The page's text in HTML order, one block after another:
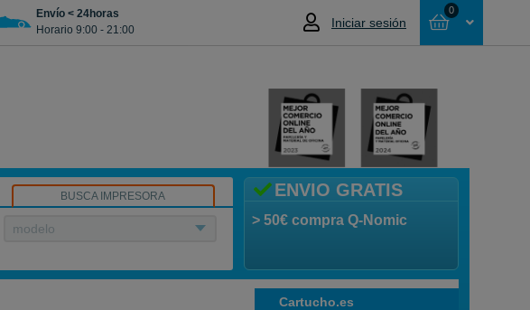
Envío < 24horas
Horario 9:00 - 21:00
Iniciar sesión
0
NO HAS SELECCIONADO NINGÚN
ENVIO GRATIS
> 50€ compra Q-Nomic
BUSCA IMPRESORA
modelo
Cartucho.es